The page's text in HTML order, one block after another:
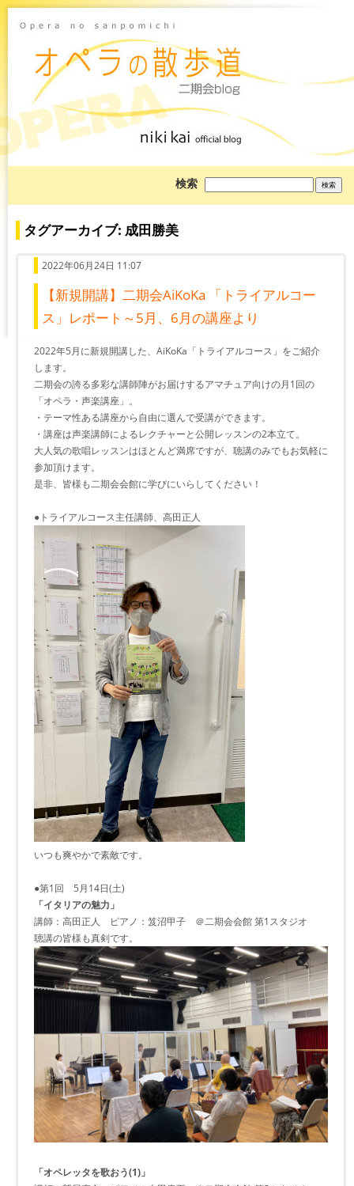
検索
を
タグアーカイブ: 成田勝美
2022年06月24日 11:07
【新規開講】二期会AiKoKa 「トライアルコー
ス」レポート～5月、6月の講座より
2022年5月に新規開講した、AiKoKa「トライアルコース」をご紹介
します。
二期会の誇る多彩な講師陣がお届けするアマチュア向けの月1回の
「オペラ・声楽講座」。
・テーマ性ある講座から自由に選んで受講ができます。
・講座は声楽講師によるレクチャーと公開レッスンの2本立て。
大人気の歌唱レッスンはほとんど満席ですが、聴講のみでもお気軽に
参加頂けます。
是非、皆様も二期会会館に学びにいらしてください！
●トライアルコース主任講師、高田正人
いつも爽やかで素敵です。
●第1回 5月14日(土)
「イタリアの魅力」
講師：高田正人 ピアノ：笈沼甲子 ＠二期会会館 第1スタジオ
聴講の皆様も真剣です。
「オペレッタを歌おう(1)」